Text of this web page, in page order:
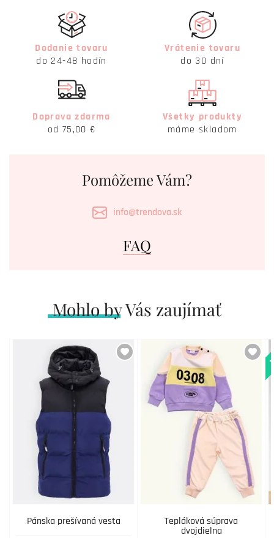
Dodanie tovaru
do 24-48 hodín
Vrátenie tovaru
do 30 dní
Doprava zdarma
od 75,00 €
Všetky produkty
máme skladom
Pomôžeme Vám?
info@trendova.sk
FAQ
Mohlo by Vás zaujímať
Pánska prešívaná vesta Tepláková súprava
dvojdielna